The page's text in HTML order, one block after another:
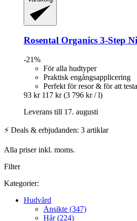
Rosental Organics 3-​Step
-21%
För alla hudtyper
Praktisk engångsapplicering
Perfekt för resor & för att
93 kr 117 kr (3 796 kr / l)
Leverans till 17. augusti
⚡ Deals & erbjudanden: 3 artiklar
Alla priser inkl. moms.
Filter
Kategorier:
Hudvård
Ansikte (347)
Hår (224)